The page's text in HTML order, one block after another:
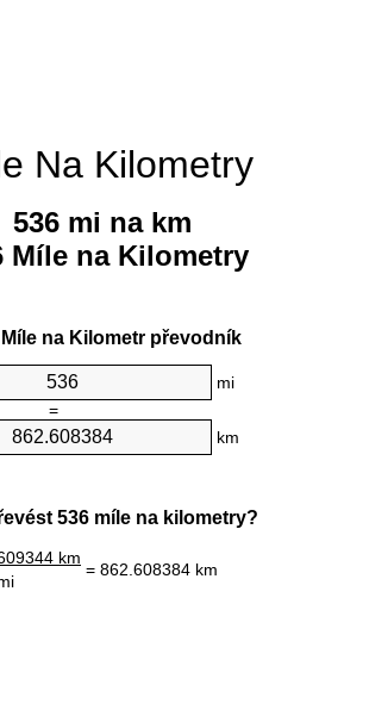
Na Kilometry
536 mi na km
Míle na Kilometry
na Kilometr převodník
mi
=
km
536 míle na kilometry?
km
= 862.608384 km